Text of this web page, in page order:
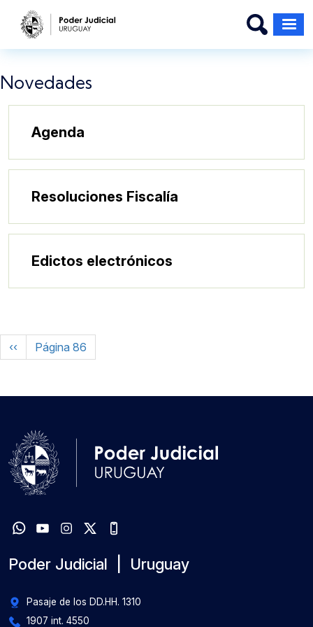
Pasar al contenido principal
Novedades
Agenda
Resoluciones Fiscalía
Edictos electrónicos
Paginación
Página anterior
‹‹ Página 86
Poder Judicial | Uruguay
Pasaje de los DD.HH. 1310
1907 int. 4550